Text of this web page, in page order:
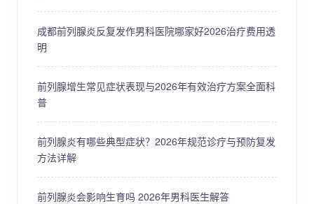
成都前列腺炎反复发作男科医院哪家好2026治疗费用透
明
前列腺增生常见症状表现与2026年有效治疗方案全面科
普
前列腺炎有哪些典型症状？2026年规范诊疗与预防复发
方法详解
前列腺炎会影响生育吗 2026年男科医生解答